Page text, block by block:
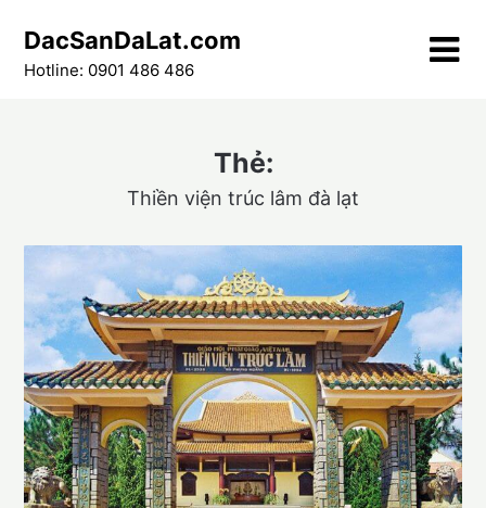
content
DacSanDaLat.com
Hotline: 0901 486 486
Thẻ:
Thiền viện trúc lâm đà lạt